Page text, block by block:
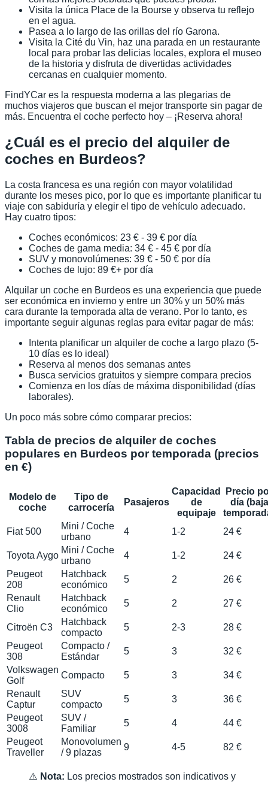
Visita la única Place de la Bourse y observa tu reflejo
en el agua.
Pasea a lo largo de las orillas del río Garona.
Visita la Cité du Vin, haz una parada en un restaurante
local para probar las delicias locales, explora el museo
de la historia y disfruta de divertidas actividades
cercanas en cualquier momento.
FindYCar es la respuesta moderna a las plegarias de
muchos viajeros que buscan el mejor transporte sin pagar de
más. Encuentra el coche perfecto hoy – ¡Reserva ahora!
¿Cuál es el precio del alquiler de
coches en Burdeos?
La costa francesa es una región con mayor volatilidad
durante los meses pico, por lo que es importante planificar tu
viaje con sabiduría y elegir el tipo de vehículo adecuado.
Hay cuatro tipos:
Coches económicos: 23 € - 39 € por día
Coches de gama media: 34 € - 45 € por día
SUV y monovolúmenes: 39 € - 50 € por día
Coches de lujo: 89 €+ por día
Alquilar un coche en Burdeos es una experiencia que puede
ser económica en invierno y entre un 30% y un 50% más
cara durante la temporada alta de verano. Por lo tanto, es
importante seguir algunas reglas para evitar pagar de más:
Intenta planificar un alquiler de coche a largo plazo (5-
10 días es lo ideal)
Reserva al menos dos semanas antes
Busca servicios gratuitos y siempre compara precios
Comienza en los días de máxima disponibilidad (días
laborales).
Un poco más sobre cómo comparar precios:
Tabla de precios de alquiler de coches
populares en Burdeos por temporada (precios
en €)
Modelo de
coche
Tipo de
carrocería
Pasajeros
Capacidad
de
equipaje
Precio
día (baja
Fiat 500
Mini / Coche
urbano
4 1-2 24 €
Toyota Aygo
Mini / Coche
urbano
4 1-2
24 €
Peugeot
208
Hatchback
económico
5 2
26 €
Renault
Clio
Hatchback
económico
5 2 27 €
Citroën C3
Hatchback
compacto
5 2-3
28 €
Peugeot
308
Compacto /
Estándar
5 3
32 €
Volkswagen
Golf
Compacto 5 3
34 €
Renault
Captur
SUV
compacto
5 3
36 €
Peugeot
3008
SUV /
Familiar
5 4
44 €
Peugeot
Traveller
Monovolumen
/ 9 plazas
9 4-5 82 €
⚠️ Nota: Los precios mostrados son indicativos y